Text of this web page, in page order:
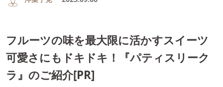
フルーツの味を最大限に活かすスイーツ
可愛さにもドキドキ！『パティスリーク
ラ』のご紹介[PR]